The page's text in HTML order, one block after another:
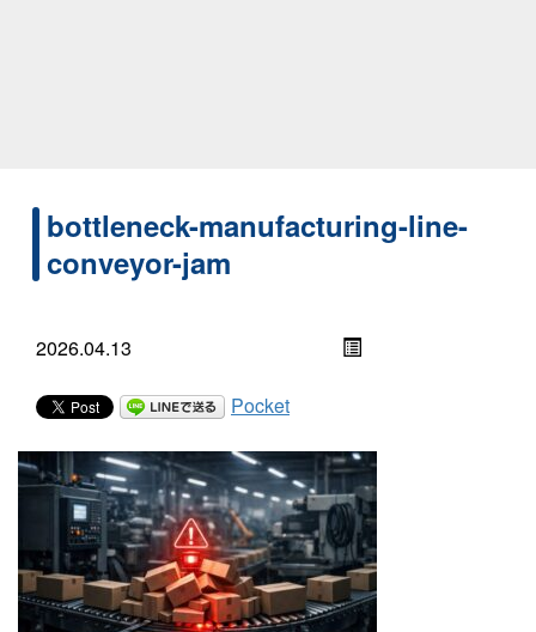
bottleneck-manufacturing-line-
conveyor-jam
2026.04.13
Pocket